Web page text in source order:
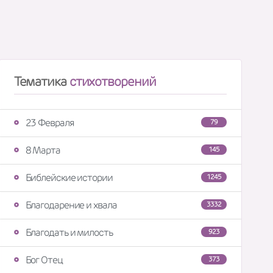
Тематикастихотворений
79
23 Февраля
145
8 Марта
1245
Библейские истории
3332
Благодарение и хвала
923
Благодать и милость
373
Бог Отец